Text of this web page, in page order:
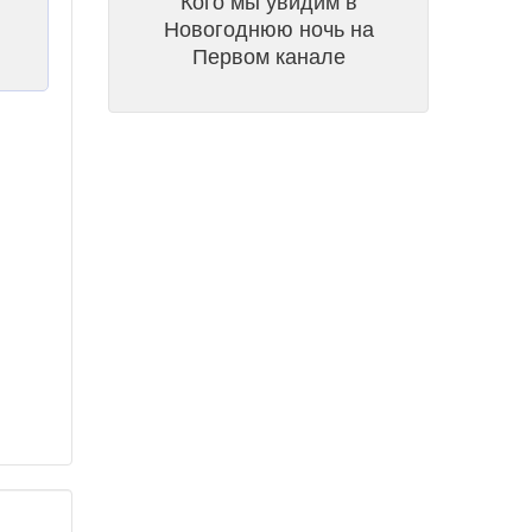
Новогоднюю ночь на
Первом канале